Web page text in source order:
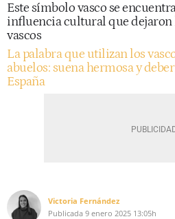
Este símbolo vasco se
influencia cultural que
vascos
La palabra que utilizan los
abuelos: suena hermosa y
España
Victoria Fernández
Publicada 9 enero 2025 13:05h